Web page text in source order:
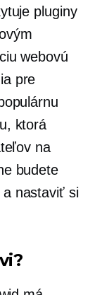
pluginy
webovú
pre
ktorá
na
budete
nastaviť si